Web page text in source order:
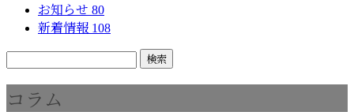
お知らせ 80
新着情報 108
コラム